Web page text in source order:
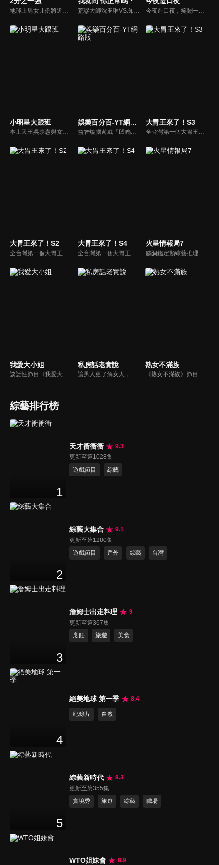
今夜造口夜，笑鬧一整夜。以網路自製嘲諷節目走紅、在網路擁有廣大支持群眾和影響力的主播「視網膜」，藉此一揉合綜藝與喜劇之談話性節目，帶觀眾以輕鬆之方式，瞭解時下最熱門、最能引起共鳴的社會議題、現象和人物。 多元的切入角度、最輕鬆易懂的議題剖析、言論尺度不設限！
小明星大跟班
本土天王吳宗憲與女兒吳姍儒（Sandy）搭檔主持，每集邀請來賓暢談演藝圈大小事，父女檔聯手笑果十足，老梗搭上新世代，最新組合強勢登場！
娛樂百分百-YT網路版
益智燒腦遊戲「凹嗚狼人殺」激發你的邏輯推理能力，偶像巨星雲集，全球娛樂資訊，一手掌握不脫節！2025全新升級改版，盡在《娛樂百分百-YT網路版》！
大胃王來了！S3
全台灣第一個大胃王美食節目，由主持人帶領大胃王們及名人來賓吃遍台灣美食，每趟旅程都有不同的美食主題以及遊戲互動，並藉由大胃王幸福地享用，讓觀眾深刻了解台灣美食文化的豐富特色！
大胃王來了！S2
全台灣第一個大胃王美食節目，由主持人帶領大胃王們及名人來賓吃遍台灣美食，每趟旅程都有不同的美食主題以及遊戲互動，並藉由大胃王幸福地享用，讓觀眾深刻了解台灣美食文化的豐富特色！
大胃王來了！S4
全台灣第一個大胃王美食節目，由主持人帶領大胃王們及名人來賓吃遍台灣美食，每趟旅程都有不同的美食主題以及遊戲互動，並藉由大胃王幸福地享用，讓觀眾深刻了解台灣美食文化的豐富特色！
火星情報局7
腦洞鑑定類綜藝推理脫口秀，陣容為薛之謙、大張偉、楊迪、劉維、黃子弘凡、黃聖依、龐博等…節目圍繞著當下熱梗熱點、觀眾的興趣點、共鳴點展開故事；火星特工廣發英雄帖正面對撞，迎戰近年最出圈、最有趣、最敢說的廠牌大咖們。真金不怕火煉！一場席卷全網的廠牌巔峰之戰即將展開！
我愛大小姐
談話性節目《我愛大小姐》是由吳淡如、林慧萍主持的一檔談話性節目，講訴女人間的那些事。
私房話老實說
讓男人更了解女人，女人更了解自己 ，揭密女性私房話，讓療癒專家教你更愛自己！由于美人和納豆攜手主持，更多你想知道的女性私密話題都在《私房話老實說》。
熟女不滿族
《熟女不滿族》節目主題均有關25-49歲的未婚女性，這些熟女們漂亮卻擔心嫁不出去，獨立卻希望有人疼，最怕寂寞，只能用工作填滿時間，她們是最矛盾最不滿足的一群人。
綜藝排行榜
1
天才衝衝衝
9.3
更新至第1028集
遊戲節目
綜藝
2
綜藝大集合
9.1
更新至第1280集
遊戲節目
戶外 綜藝 台灣
3
詹姆士出走料理
9
更新至第367集
烹飪
旅遊 美食
4
絕美地球 第一季 8.4
紀錄片 自然
5
綜藝新時代
8.3
更新至第355集
實境秀
旅遊 綜藝 職場
WTO姐妹會
8.9